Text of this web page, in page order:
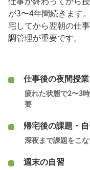
が3〜4年間続きます
宅してから翌朝の仕
調管理が重要です。
仕事後の夜間授業
疲れた状態で2〜3
要
帰宅後の課題・
深夜まで課題をこ
週末の自習